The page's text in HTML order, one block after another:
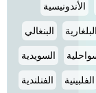
الأندونيسية
البلغارية البنغالي
السويدية
الفلبينية الفنلندية